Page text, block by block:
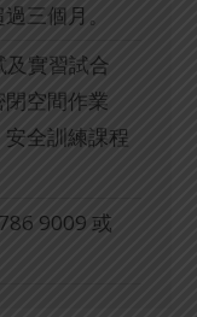
三個月。
實習試合
空間作業
安全訓練課程
9009 或